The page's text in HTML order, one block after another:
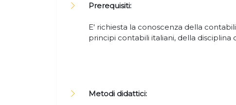
Prerequisiti:
E' richiesta la conoscenza della
principi contabili italiani, della disciplina
Metodi didattici: